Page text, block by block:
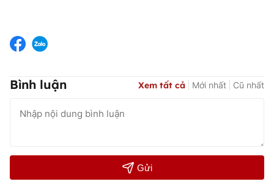
Bình luận Xem tất cả Mới nhất Cũ nhất
Gửi